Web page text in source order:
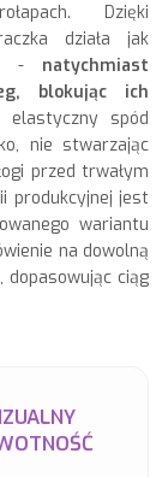
Dzięki
działa jak
- natychmiast
blokując ich
elastyczny spód
nie stwarzając
przed trwałym
produkcyjnej jest
wariantu
na dowolną
dopasowując ciąg